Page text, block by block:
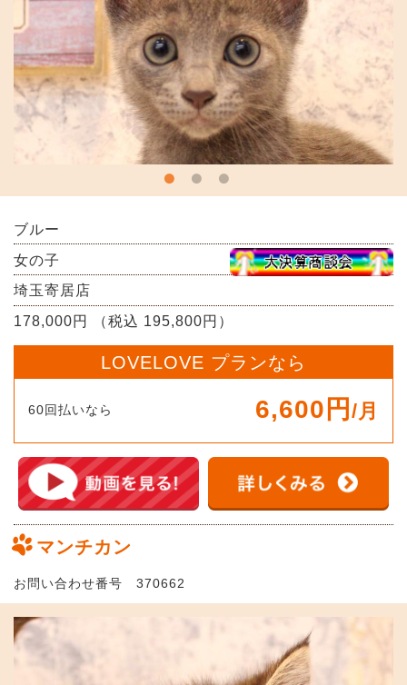
ブルー
女の子
埼玉寄居店
178,000円 （税込 195,800円）
LOVELOVE プランなら
60回払いなら 6,600円 /月
マンチカン
お問い合わせ番号 370662